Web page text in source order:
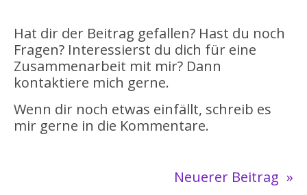
Hat dir der Beitrag gefallen? Hast du noch
Fragen? Interessierst du dich für eine
Zusammenarbeit mit mir? Dann
kontaktiere mich gerne.
Wenn dir noch etwas einfällt, schreib es
mir gerne in die Kommentare.
Neuerer Beitrag »